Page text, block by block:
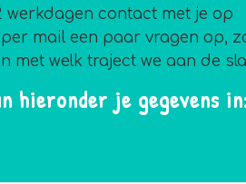
werkdagen contact met je op
mail een paar vragen op,
met welk traject we aan de
hieronder je gegevens